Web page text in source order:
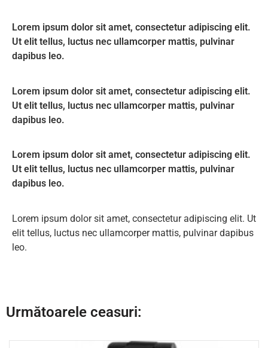
Lorem ipsum dolor sit amet, consectetur adipiscing elit.
Ut elit tellus, luctus nec ullamcorper mattis, pulvinar
dapibus leo.
Lorem ipsum dolor sit amet, consectetur adipiscing elit.
Ut elit tellus, luctus nec ullamcorper mattis, pulvinar
dapibus leo.
Lorem ipsum dolor sit amet, consectetur adipiscing elit.
Ut elit tellus, luctus nec ullamcorper mattis, pulvinar
dapibus leo.
Lorem ipsum dolor sit amet, consectetur adipiscing elit. Ut
elit tellus, luctus nec ullamcorper mattis, pulvinar dapibus
leo.
Următoarele ceasuri: